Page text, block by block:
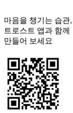
마음을 챙기는 습관,
트로스트 앱과 함께
만들어 보세요